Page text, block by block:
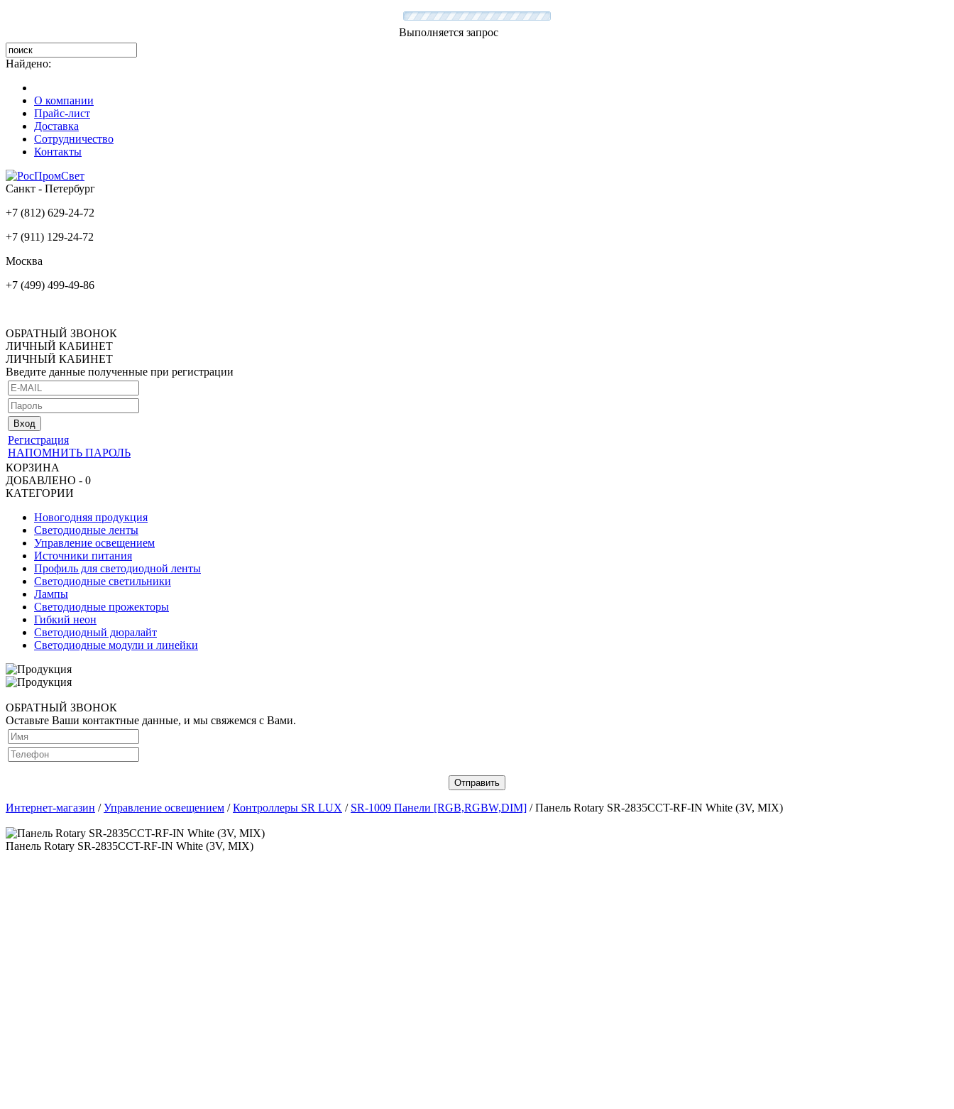
Выполняется запрос
Найдено:
О компании
Прайс-лист
Доставка
Сотрудничество
Контакты
Санкт - Петербург
+7 (812) 629-24-72
+7 (911) 129-24-72
Москва
+7 (499) 499-49-86
ОБРАТНЫЙ ЗВОНОК
ЛИЧНЫЙ КАБИНЕТ
ЛИЧНЫЙ КАБИНЕТ
Введите данные полученные при регистрации
Регистрация
НАПОМНИТЬ ПАРОЛЬ
КОРЗИНА
ДОБАВЛЕНО - 0
КАТЕГОРИИ
Новогодняя продукция
Светодиодные ленты
Управление освещением
Источники питания
Профиль для светодиодной ленты
Светодиодные светильники
Лампы
Светодиодные прожекторы
Гибкий неон
Светодиодный дюралайт
Светодиодные модули и линейки
ОБРАТНЫЙ ЗВОНОК
Оставьте Ваши контактные данные, и мы свяжемся с Вами.
Интернет-магазин /Управление освещением /Контроллеры SR LUX / SR-1009 Панели [RGB,RGBW,DIM] / Панель Rotary SR-2835CCT-RF-IN White (3V, MIX)
Панель Rotary SR-2835CCT-RF-IN White (3V, MIX)